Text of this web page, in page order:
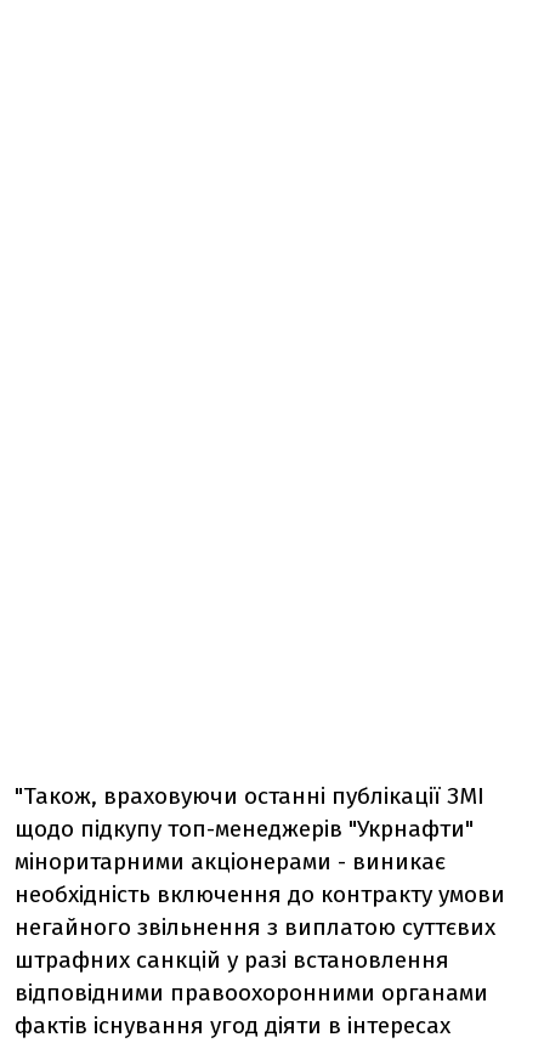
"Також, враховуючи останні публікації ЗМІ
щодо підкупу топ-менеджерів "Укрнафти"
міноритарними акціонерами - виникає
необхідність включення до контракту умови
негайного звільнення з виплатою суттєвих
штрафних санкцій у разі встановлення
відповідними правоохоронними органами
фактів існування угод діяти в інтересах